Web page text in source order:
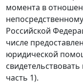
момента в
Российской
числе
юридической
часть 1).